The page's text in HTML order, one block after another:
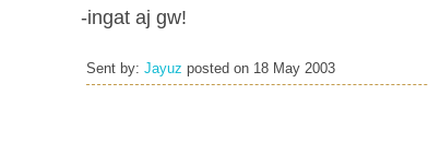
-ingat aj gw!
Sent by: Jayuz posted on 18 May 2003